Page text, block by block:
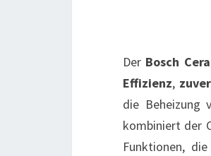
Der Bosch
Effizienz,
die Beheizung
kombiniert der
Funktionen,